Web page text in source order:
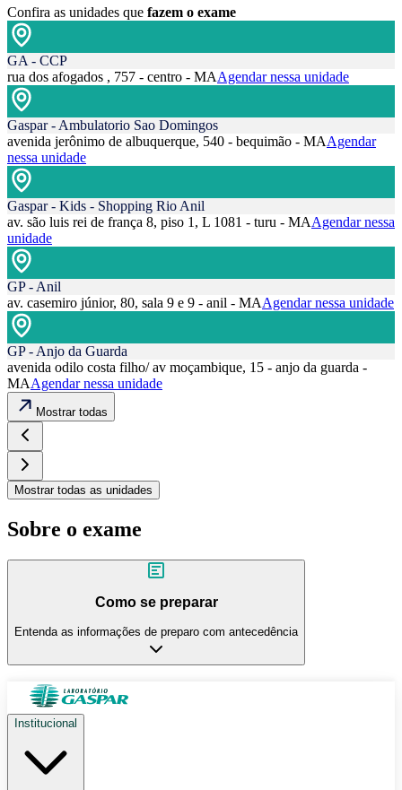
Confira as unidades que fazem o exame
GA - CCP
rua dos afogados , 757 - centro - MAAgendar nessa unidade
Gaspar - Ambulatorio Sao Domingos
avenida jerônimo de albuquerque, 540 - bequimão - MAAgendar
nessa unidade
Gaspar - Kids - Shopping Rio Anil
av. são luis rei de frança 8, piso 1, L 1081 - turu - MAAgendar nessa
unidade
GP - Anil
av. casemiro júnior, 80, sala 9 e 9 - anil - MAAgendar nessa unidade
GP - Anjo da Guarda
avenida odilo costa filho/ av moçambique, 15 - anjo da guarda -
MAAgendar nessa unidade
Mostrar todas
Mostrar todas as unidades
Sobre o exame
Como se preparar
Entenda as informações de preparo com antecedência
Institucional